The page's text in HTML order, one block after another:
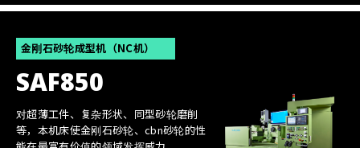
金刚石砂轮成型机（NC机）
SAF850
对超薄工件、复杂形状、同型砂轮磨削
等，本机床使金刚石砂轮、cbn砂轮的性